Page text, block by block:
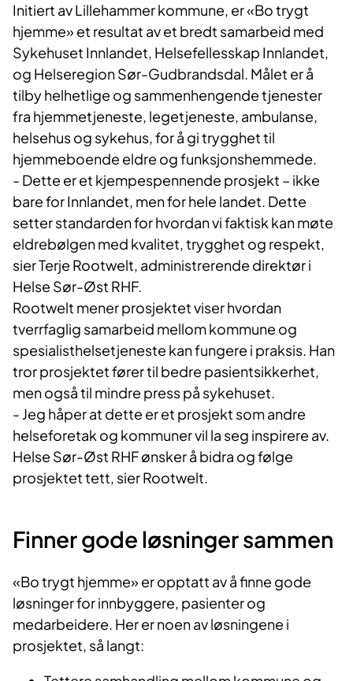
Initiert av Lillehammer kommune, er «Bo trygt
hjemme» et resultat av et bredt samarbeid med
Sykehuset Innlandet, Helsefellesskap Innlandet,
og Helseregion Sør-Gudbrandsdal. Målet er å
tilby helhetlige og sammenhengende tjenester
fra hjemmetjeneste, legetjeneste, ambulanse,
helsehus og sykehus, for å gi trygghet til
hjemmeboende eldre og funksjonshemmede.
- Dette er et kjempespennende prosjekt – ikke
bare for Innlandet, men for hele landet. Dette
setter standarden for hvordan vi faktisk kan møte
eldrebølgen med kvalitet, trygghet og respekt,
sier Terje Rootwelt, administrerende direktør i
Helse Sør-Øst RHF.
Rootwelt mener prosjektet viser hvordan
tverrfaglig samarbeid mellom kommune og
spesialisthelsetjeneste kan fungere i praksis. Han
tror prosjektet fører til bedre pasientsikkerhet,
men også til mindre press på sykehuset.
- Jeg håper at dette er et prosjekt som andre
helseforetak og kommuner vil la seg inspirere av.
Helse Sør-Øst RHF ønsker å bidra og følge
prosjektet tett, sier Rootwelt.
Finnergode løsningersammen
«Bo trygt hjemme» er opptatt av å finne gode
løsninger for innbyggere, pasienter og
medarbeidere. Her er noen av løsningene i
prosjektet, så langt: